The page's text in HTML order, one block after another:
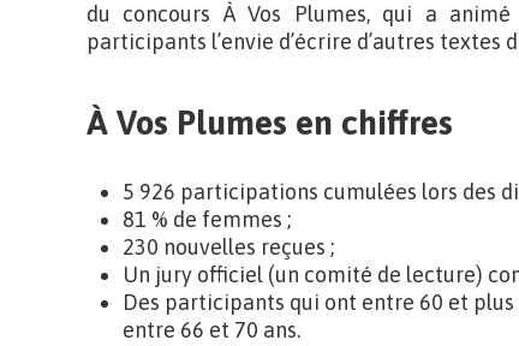
du concours À Vos Plumes, qui a
participants l’envie d’écrire d’autres textes
À Vos Plumes en chiffres
5 926 participations cumulées lors des
81 % de femmes ;
230 nouvelles reçues ;
Un jury officiel (un comité de lecture)
Des participants qui ont entre 60 et
entre 66 et 70 ans.